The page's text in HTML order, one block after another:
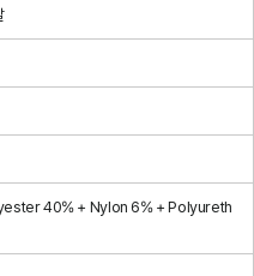
40% + Nylon 6% + Polyureth